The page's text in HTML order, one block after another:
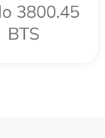
3800.45
BTS